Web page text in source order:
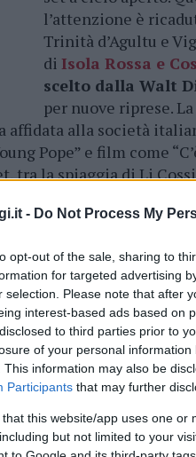
- Do Not Process My
opt-out of the sale, sharing to
for targeted advertising
selection. Please note that after
interest-based ads based on
to third parties prior to
of your personal
This information may also be
Participants that may further
that this website/app uses one
but not limited to your
l’attenzione è
Trinità d’Agultu e
di Isola Rossa e
scelto dalla Walt
per nuove riprese.
affidata alla società
Pope” e film come
tra la spiaggia di Li
e con
spazianodai remake
e “Hercules”, a
Lucasfilm o di Avatar.
rossi della costa
o nuovi mondi
nel 2023, girato tra
ancora una volta il
tra magia, avventura e